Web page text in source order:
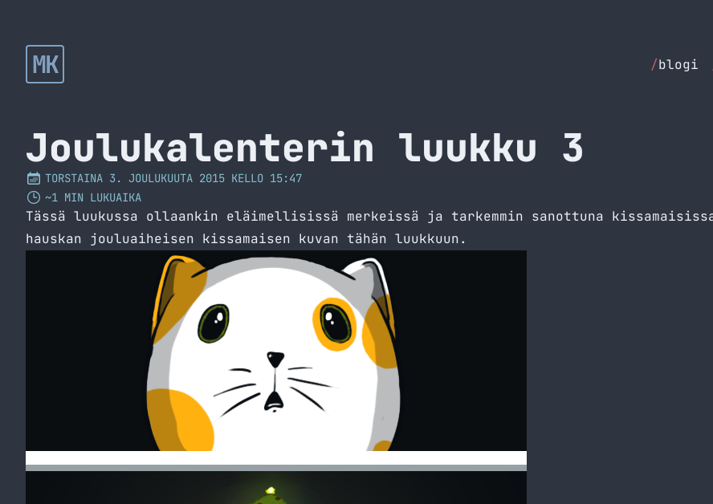
MK /blogi
Joulukalenterin luukku 3
TORSTAINA 3. JOULUKUUTA 2015 KELLO 15:47
~1 MIN LUKUAIKA
Tässä luukussa ollaankin eläimellisissä merkeissä ja tarkemmin sanottuna
hauskan jouluaiheisen kissamaisen kuvan tähän luukkuun.